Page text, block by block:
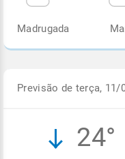
Madrugada
Previsão de terça, 11/
24°